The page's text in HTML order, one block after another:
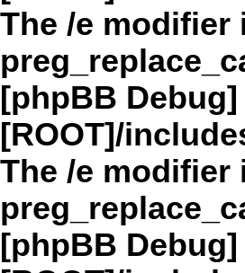
The /e
[phpBB
[ROOT]/
The /e
[phpBB